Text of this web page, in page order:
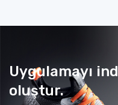
Uygulamayı
oluştur.